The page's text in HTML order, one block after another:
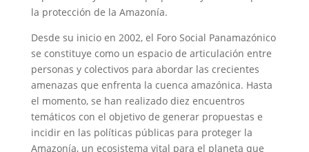
la protección de la Amazonía.
Desde su inicio en 2002, el Foro Social Panamazónico
se constituye como un espacio de articulación entre
personas y colectivos para abordar las crecientes
amenazas que enfrenta la cuenca amazónica. Hasta
el momento, se han realizado diez encuentros
temáticos con el objetivo de generar propuestas e
incidir en las políticas públicas para proteger la
Amazonía, un ecosistema vital para el planeta que